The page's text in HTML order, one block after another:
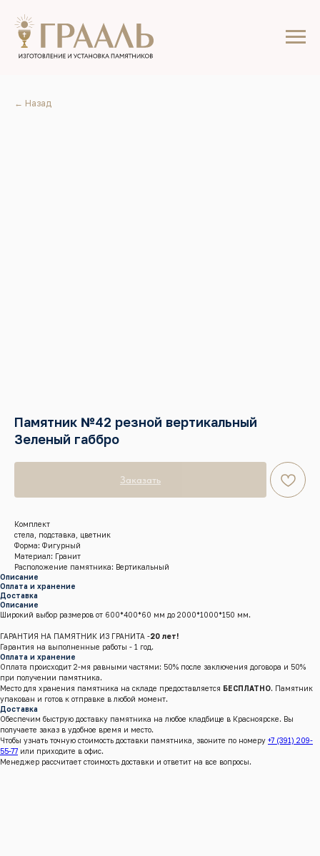
← Назад
Памятник №42 резной вертикальный
Зеленый габбро
Заказать
Комплект
стела, подставка, цветник
Форма: Фигурный
Материал: Гранит
Расположение памятника: Вертикальный
Описание
Оплата и хранение
Доставка
Описание
Широкий выбор размеров от 600*400*60 мм до 2000*1000*150 мм.
ГАРАНТИЯ НА ПАМЯТНИК ИЗ ГРАНИТА -20 лет!
Гарантия на выполненные работы - 1 год.
Оплата и хранение
Оплата происходит 2-мя равными частями: 50% после заключения договора и 50%
при получении памятника.
Место для хранения памятника на складе предоставляется БЕСПЛАТНО. Памятник
упакован и готов к отправке в любой момент.
Доставка
Обеспечим быструю доставку памятника на любое кладбище в Красноярске. Вы
получаете заказ в удобное время и место.
Чтобы узнать точную стоимость доставки памятника, звоните по номеру +7 (391) 209-
55-77 или приходите в офис.
Менеджер рассчитает стоимость доставки и ответит на все вопросы.
г.Красноярск, Енисейский тракт, 8 к/4 (кл. Бадалык)
Телефон:+7 (391) 209-55-77
Почта:graalkrsk@mail.ru
Режим работы: Пн - Вс / 09:00 - 19:00